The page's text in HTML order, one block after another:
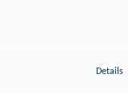
Details